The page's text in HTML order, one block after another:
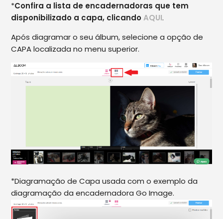
*Confira a lista de encadernadoras que tem
disponibilizado a capa, clicandoAQUI.
Após diagramar o seu álbum, selecione a opção de
CAPA localizada no menu superior.
*Diagramação de Capa usada com o exemplo da
diagramação da encadernadora Go Image.